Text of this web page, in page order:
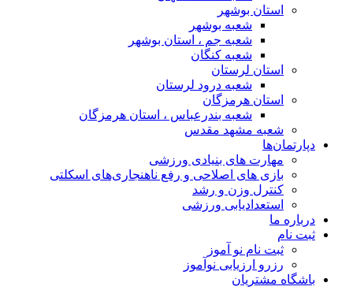
استان بوشهر
شعبه بوشهر
شعبه جم ، استان بوشهر
شعبه کنگان
استان لرستان
شعبه درود لرستان
استان هرمزگان
شعبه بندرعباس ، استان هرمزگان
شعبه مشهد مقدس
دپارتمان‌ها
مهارت های بنیادی ورزشی
بازی های اصلاحی و رفع ناهنجاری‌های اسکلتی
کنترل وزن و رشد
استعدادیابی ورزشی
درباره ما
ثبت نام
ثبت نام نو آموز
رزرو ارزیابی نوآموز
باشگاه مشتریان